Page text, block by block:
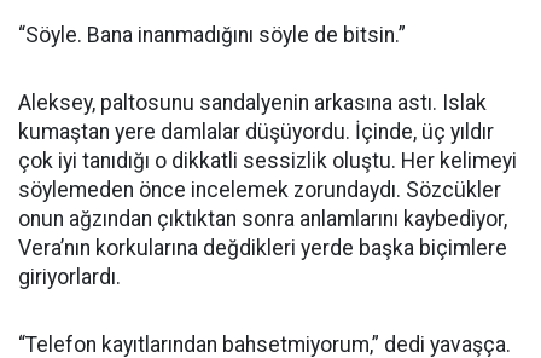
“Söyle. Bana inanmadığını söyle de bitsin.”
Aleksey, paltosunu sandalyenin arkasına astı. Islak
kumaştan yere damlalar düşüyordu. İçinde, üç yıldır
çok iyi tanıdığı o dikkatli sessizlik oluştu. Her kelimeyi
söylemeden önce incelemek zorundaydı. Sözcükler
onun ağzından çıktıktan sonra anlamlarını kaybediyor,
Vera’nın korkularına değdikleri yerde başka biçimlere
giriyorlardı.
“Telefon kayıtlarından bahsetmiyorum,” dedi yavaşça.